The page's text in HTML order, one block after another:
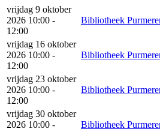
vrijdag 9 oktober
2026 10:00 -
12:00
Bibliotheek
vrijdag 16 oktober
2026 10:00 -
12:00
Bibliotheek
vrijdag 23 oktober
2026 10:00 -
12:00
Bibliotheek
vrijdag 30 oktober
2026 10:00 -
Bibliotheek